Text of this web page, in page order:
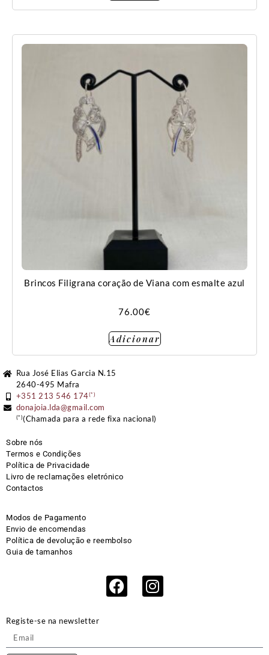
Brincos Filigrana coração de Viana com esmalte azul
76.00€
Adicionar
Rua José Elias Garcia N.15
2640-495 Mafra
+351 213 546 174(*)
donajoia.lda@gmail.com
(*)(Chamada para a rede fixa nacional)
Sobre nós
Termos e Condições
Política de Privacidade
Livro de reclamações eletrónico
Contactos
Modos de Pagamento
Envio de encomendas
Política de devolução e reembolso
Guia de tamanhos
Registe-se na newsletter